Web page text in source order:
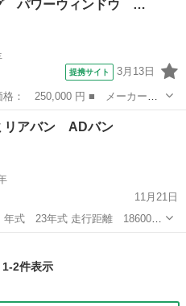
パワーウィンドウ …
提携サイト 3月13日
アバン ■ グレード名： Ｄ
ワーウィンドウ エアバッ
アバン ADバン
11月21日
年式 23年式 走行距離 186000
2件表示